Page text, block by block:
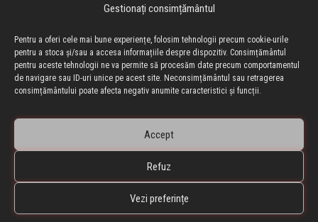
Gestionați consimțământul
Pentru a oferi cele mai bune experiențe, folosim tehnologii precum cookie-urile
pentru a stoca și/sau a accesa informațiile despre dispozitiv. Consimțământul
pentru aceste tehnologii ne va permite să procesăm date precum comportamentul
de navigare sau ID-uri unice pe acest site. Neconsimțământul sau retragerea
consimțământului poate afecta negativ anumite caracteristici și funcții.
Accept
Refuz
Vezi preferințe
🇷🇴 blackfriday.ro•🇧🇬 blackfriday.bg
2026